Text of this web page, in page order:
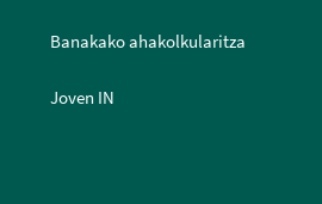
Banakako ahakolkularitza
Joven IN